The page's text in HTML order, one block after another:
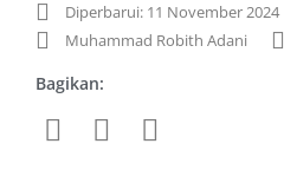
Diperbarui: 11 November 2024
Muhammad Robith Adani
Bagikan: